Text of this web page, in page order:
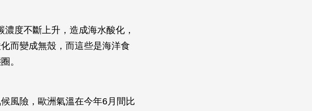
度不斷上升，造成海水酸化，
而變成無殼，而這些是海洋食
。
風險，歐洲氣溫在今年6月間比